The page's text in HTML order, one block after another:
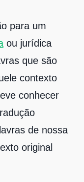
para um
ou jurídica
que são
contexto
conhecer
de nossa
original